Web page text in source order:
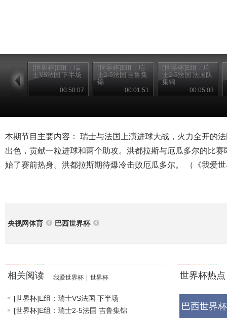
[世界杯]E组：瑞
士VS法国 下半场
00:50:07
[世界杯]E组：瑞
士2-5法国 吉鲁集
锦
00:01:51
[世界杯]E组：瑞
士2-5法国 法国队
集锦
00:05:03
本期节目主要内容： 瑞士与法国上演进球大战，火力全开的
出色，贡献一粒进球和两个助攻。洪都拉斯与厄瓜多尔的比
始了赛前热身。洪都拉斯期待爆冷击败厄瓜多尔。 （《我爱
央视网体育 巴西世界杯
相关阅读 我爱世界杯 世界杯
[世界杯]E组：瑞士VS法国 下半场
[世界杯]E组：瑞士2-5法国 吉鲁集锦
世界杯热点
巴西世界